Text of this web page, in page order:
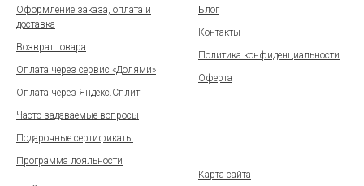
Оформление заказа, оплата и
доставка
Возврат товара
Оплата через сервис «Долями»
Оплата через Яндекс.Сплит
Часто задаваемые вопросы
Подарочные сертификаты
Программа лояльности
Блог
Контакты
Политика конфиденциальности
Оферта
Карта сайта